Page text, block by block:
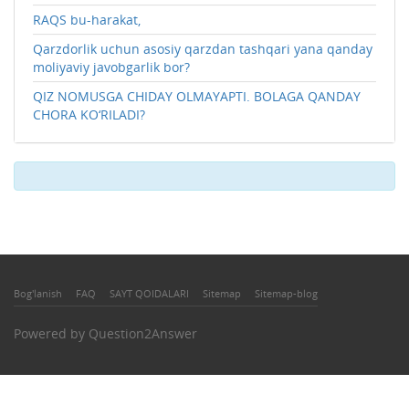
RAQS bu-harakat,
Qarzdorlik uchun asosiy qarzdan tashqari yana qanday
moliyaviy javobgarlik bor?
QIZ NOMUSGA CHIDAY OLMAYAPTI. BOLAGA QANDAY
CHORA KO‘RILADI?
Bog'lanish FAQ SAYT QOIDALARI Sitemap Sitemap-blog
Powered by Question2Answer